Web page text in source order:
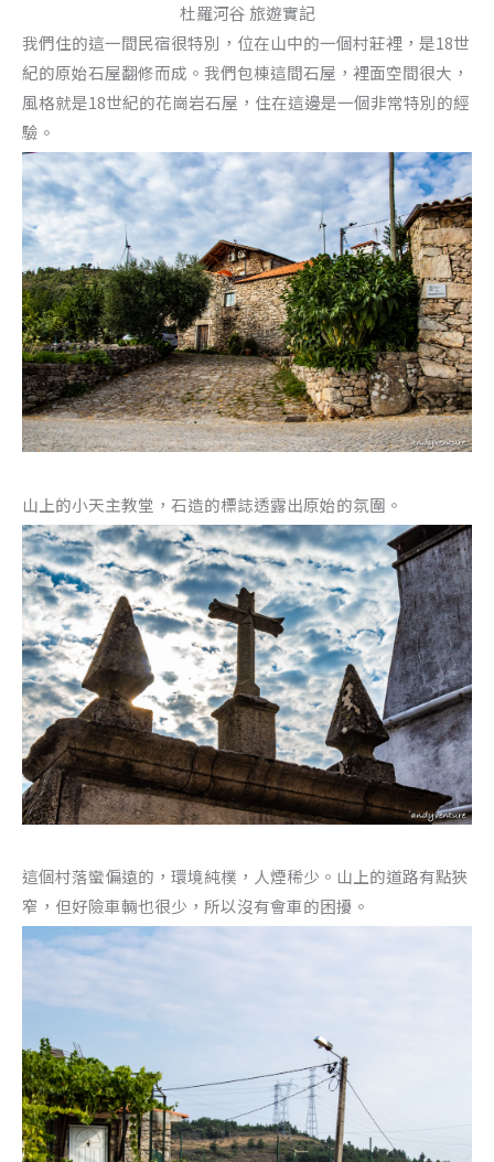
杜羅河谷 旅遊實記
我們住的這一間民宿很特別，位在山中的一個村莊裡，是18世
紀的原始石屋翻修而成。我們包棟這間石屋，裡面空間很大，
風格就是18世紀的花崗岩石屋，住在這邊是一個非常特別的經
驗。
山上的小天主教堂，石造的標誌透露出原始的氛圍。
這個村落蠻偏遠的，環境純樸，人煙稀少。山上的道路有點狹
窄，但好險車輛也很少，所以沒有會車的困擾。